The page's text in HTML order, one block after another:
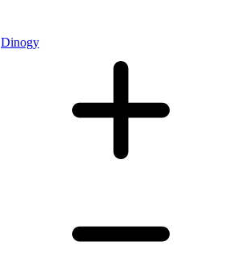
Dinogy